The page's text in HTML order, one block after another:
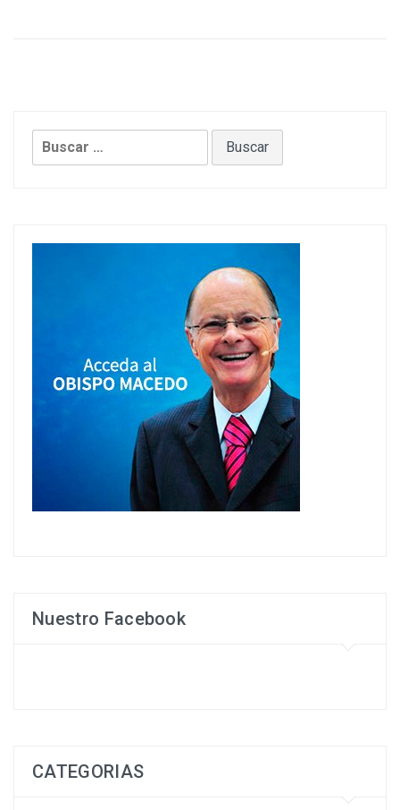
Buscar:
Nuestro Facebook
CATEGORIAS